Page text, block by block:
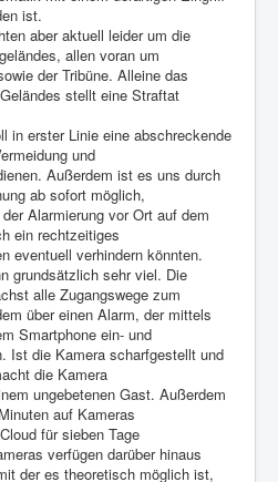
ist.
aber aktuell leider um die
allen voran um
der Tribüne. Alleine das
stellt eine Straftat
in erster Linie eine abschreckende
und
Außerdem ist es uns durch
ab sofort möglich,
Alarmierung vor Ort auf dem
ein rechtzeitiges
eventuell verhindern könnten.
grundsätzlich sehr viel. Die
alle Zugangswege zum
über einen Alarm, der mittels
Smartphone ein- und
Ist die Kamera scharfgestellt und
die Kamera
ungebetenen Gast. Außerdem
auf Kameras
für sieben Tage
verfügen darüber hinaus
der es theoretisch möglich ist,